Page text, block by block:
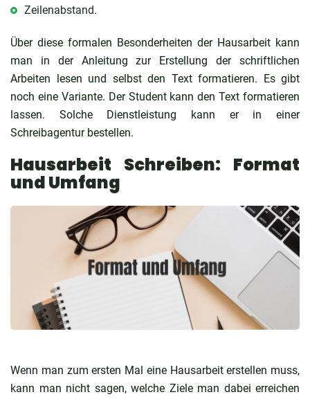
Zeilenabstand.
Über diese formalen Besonderheiten der Hausarbeit kann
man in der Anleitung zur Erstellung der schriftlichen
Arbeiten lesen und selbst den Text formatieren. Es gibt
noch eine Variante. Der Student kann den Text formatieren
lassen. Solche Dienstleistung kann er in einer
Schreibagentur bestellen.
Hausarbeit Schreiben: Format
und Umfang
Wenn man zum ersten Mal eine Hausarbeit erstellen muss,
kann man nicht sagen, welche Ziele man dabei erreichen